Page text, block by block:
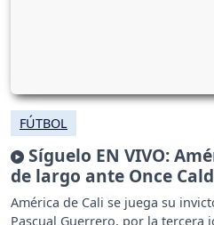
FÚTBOL
Síguelo EN VIVO:
de largo ante Once
América de Cali se juega su
Pascual Guerrero, por la tercera